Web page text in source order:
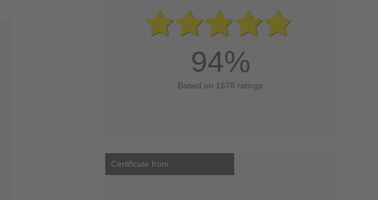
94%
Based on 1678 ratings
Certificate from